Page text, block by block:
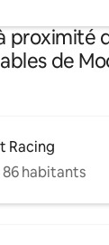
proximité
de
Racing
habitants